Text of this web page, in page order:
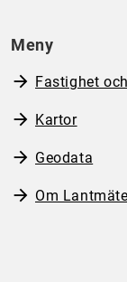
Meny
Fastighet
Kartor
Geodata
Om